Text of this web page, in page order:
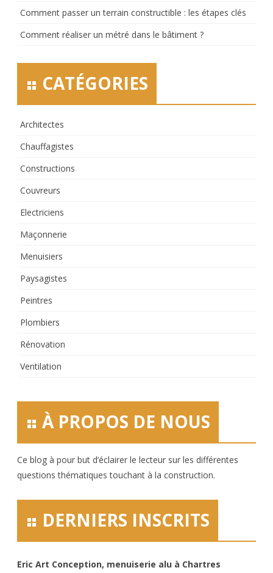
Comment passer un terrain constructible : les étapes clés
Comment réaliser un métré dans le bâtiment ?
CATÉGORIES
Architectes
Chauffagistes
Constructions
Couvreurs
Electriciens
Maçonnerie
Menuisiers
Paysagistes
Peintres
Plombiers
Rénovation
Ventilation
À PROPOS DE NOUS
Ce blog à pour but d’éclairer le lecteur sur les différentes
questions thématiques touchant à la construction.
DERNIERS INSCRITS
Eric Art Conception, menuiserie alu à Chartres